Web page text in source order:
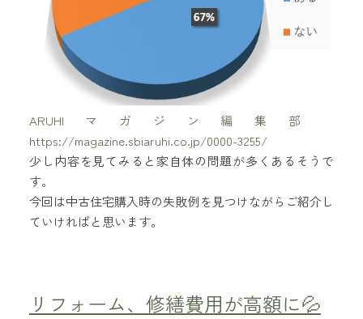
ARUHIマガジン編集部
https://magazine.sbiaruhi.co.jp/0000-3255/
少し内容を見てみると家自体の問題が多くあるそうで
す。
今回は中古住宅購入時の失敗例を見つけながらご紹介し
ていければと思います。
リフォーム、修繕費用が高額に💦